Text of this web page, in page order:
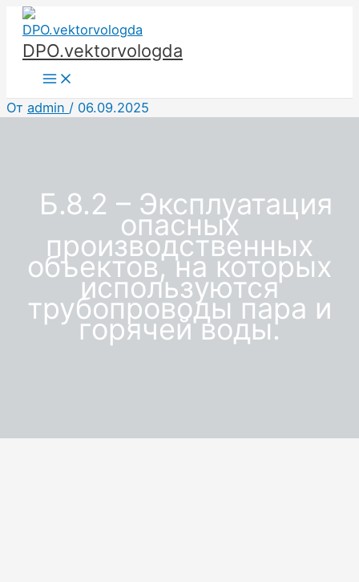
Перейти
содержимому
DPO.vektorvologda
Main
От admin / 06.09.2025
Б.8.2 – Эксплуатация
опасных
производственных
объектов, на которых
используются
трубопроводы пара и
горячей воды.